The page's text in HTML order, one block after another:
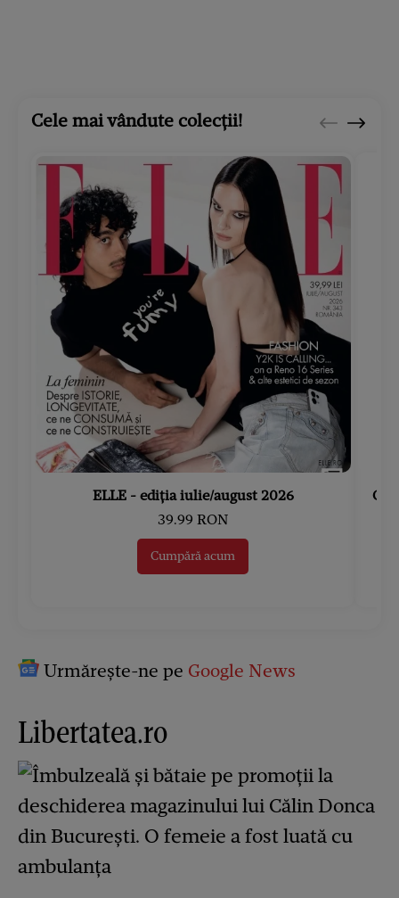
Cele mai vândute colecții!
ELLE - ediția iulie/august 2026
39.99 RON
Cumpără acum
Urmărește-ne pe Google News
Libertatea.ro